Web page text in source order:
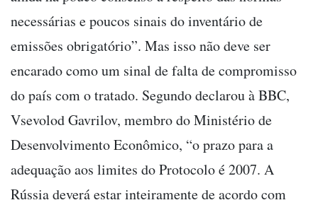
necessárias e poucos sinais do inventário de
emissões obrigatório”. Mas isso não deve ser
encarado como um sinal de falta de compromisso
do país com o tratado. Segundo declarou à BBC,
Vsevolod Gavrilov, membro do Ministério de
Desenvolvimento Econômico, “o prazo para a
adequação aos limites do Protocolo é 2007. A
Rússia deverá estar inteiramente de acordo com